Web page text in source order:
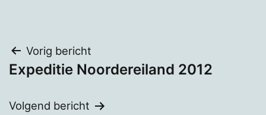
Bericht
navigatie
Vorig bericht
Expeditie Noordereiland 2012
Volgend bericht